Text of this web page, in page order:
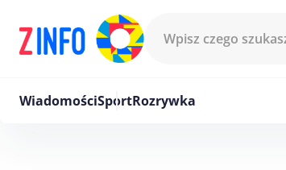
WiadomościSportRozrywka